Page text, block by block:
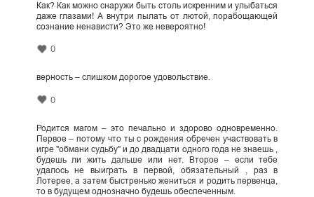
Как? Как можно снаружи быть столь искренним и улыбаться
даже глазами! А внутри пылать от лютой, порабощающей
сознание ненависти? Это же невероятно!
0
верность – слишком дорогое удовольствие.
0
Родится магом – это печально и здорово одновременно.
Первое – потому что ты с рождения обречен участвовать в
игре "обмани судьбу" и до двадцати одного года не знаешь ,
будешь ли жить дальше или нет. Второе – если тебе
удалось не выиграть в первой, обязательный , раз в
Лотерее, а затем быстренько жениться и родить первенца,
то в будущем однозначно будешь обеспеченным.